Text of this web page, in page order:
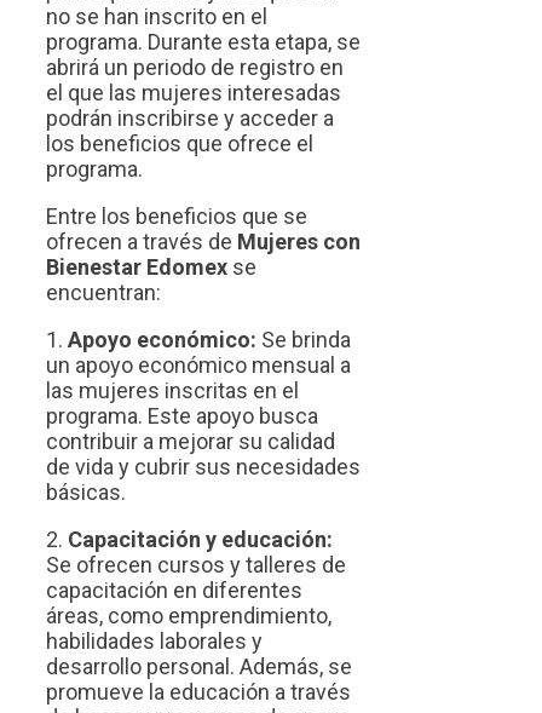
no se han inscrito en el
programa. Durante esta etapa, se
abrirá un periodo de registro en
el que las mujeres interesadas
podrán inscribirse y acceder a
los beneficios que ofrece el
programa.
Entre los beneficios que se
ofrecen a través de Mujeres con
Bienestar Edomex se
encuentran:
1. Apoyo económico: Se brinda
un apoyo económico mensual a
las mujeres inscritas en el
programa. Este apoyo busca
contribuir a mejorar su calidad
de vida y cubrir sus necesidades
básicas.
2. Capacitación y educación:
Se ofrecen cursos y talleres de
capacitación en diferentes
áreas, como emprendimiento,
habilidades laborales y
desarrollo personal. Además, se
promueve la educación a través